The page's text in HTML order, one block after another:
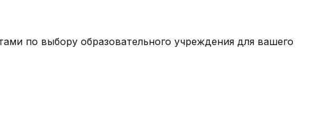
по выбору образовательного учреждения для вашего